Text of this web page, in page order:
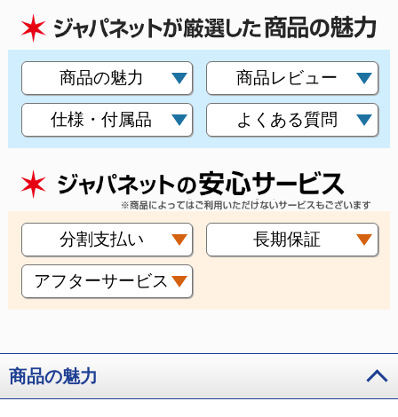
商品の魅力 商品レビュー
仕様・付属品 よくある質問
分割支払い 長期保証
アフターサービス
商品の魅力